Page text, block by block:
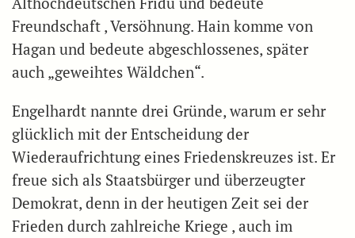
Freundschaft , Versöhnung. Hain komme von
Hagan und bedeute abgeschlossenes, später
auch „geweihtes Wäldchen“.
Engelhardt nannte drei Gründe, warum er sehr
glücklich mit der Entscheidung der
Wiederaufrichtung eines Friedenskreuzes ist. Er
freue sich als Staatsbürger und überzeugter
Demokrat, denn in der heutigen Zeit sei der
Frieden durch zahlreiche Kriege , auch im